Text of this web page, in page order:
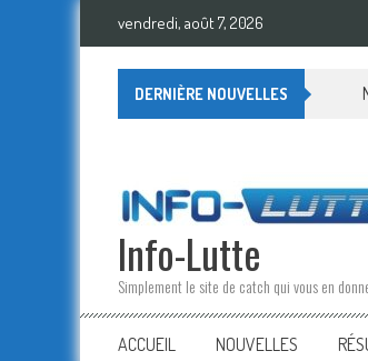
Skip
vendredi, août 7, 2026
DERNIÈRE NOUVELLES
Info-Lutte
Simplement le site de catch qui vous en
ACCUEIL NOUVELLES